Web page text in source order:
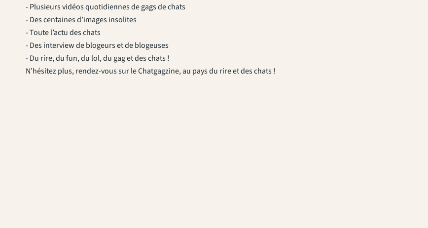
- Plusieurs vidéos quotidiennes de gags de chats
- Des centaines d’images insolites
- Toute l’actu des chats
- Des interview de blogeurs et de blogeuses
- Du rire, du fun, du lol, du gag et des chats !
N’hésitez plus, rendez-vous sur le Chatgagzine, au pays du rire et des chats !